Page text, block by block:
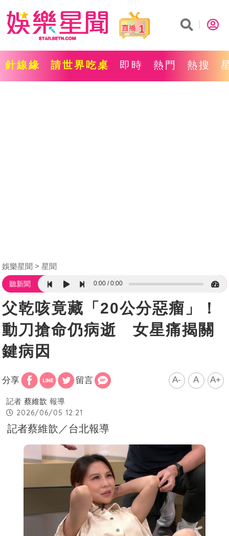
1
針線緣 請世界吃桌 即時 熱門 熱搜
娛樂星聞 星聞
聽新聞 0:00 0:00
父乾咳竟藏「20公分惡瘤」！
動刀搶命仍病逝 女星痛揭關
鍵病因
分享 留言 A- A A+
記者 蔡維歆 報導
2026/06/05 12:21
記者蔡維歆／台北報導